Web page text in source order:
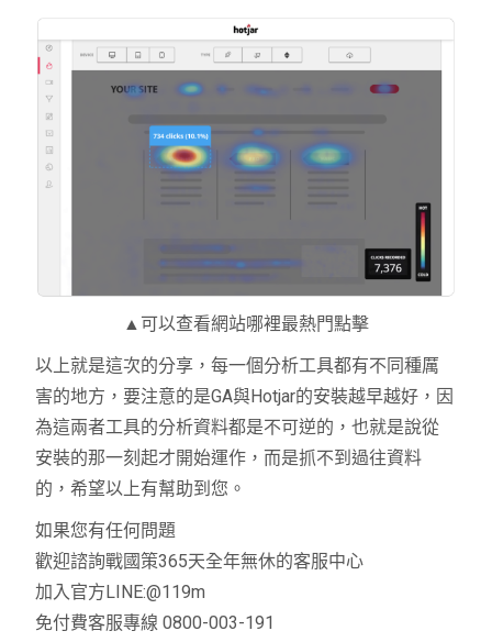
▲可以查看網站哪裡最熱門點擊
以上就是這次的分享，每一個分析工具都有不同種厲
害的地方，要注意的是GA與Hotjar的安裝越早越好，因
為這兩者工具的分析資料都是不可逆的，也就是說從
安裝的那一刻起才開始運作，而是抓不到過往資料
的，希望以上有幫助到您。
如果您有任何問題
歡迎諮詢戰國策365天全年無休的客服中心
加入官方LINE:@119m
免付費客服專線 0800-003-191